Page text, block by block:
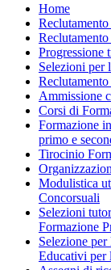
Home
Progressione
Selezioni per
Ammissione
Corsi di
Formazione
primo e
Tirocinio
Modulistica
Concorsuali
Selezioni
Formazione
Selezione
Educativi per